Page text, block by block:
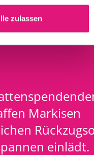
zulassen
Markisen
einlädt.